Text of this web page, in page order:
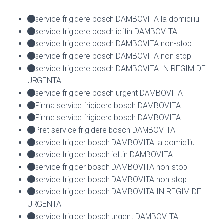
service frigidere bosch DAMBOVITA la domiciliu
service frigidere bosch ieftin DAMBOVITA
service frigidere bosch DAMBOVITA non-stop
service frigidere bosch DAMBOVITA non stop
service frigidere bosch DAMBOVITA IN REGIM DE
URGENTA
service frigidere bosch urgent DAMBOVITA
Firma service frigidere bosch DAMBOVITA
Firme service frigidere bosch DAMBOVITA
Pret service frigidere bosch DAMBOVITA
service frigider bosch DAMBOVITA la domiciliu
service frigider bosch ieftin DAMBOVITA
service frigider bosch DAMBOVITA non-stop
service frigider bosch DAMBOVITA non stop
service frigider bosch DAMBOVITA IN REGIM DE
URGENTA
service frigider bosch urgent DAMBOVITA